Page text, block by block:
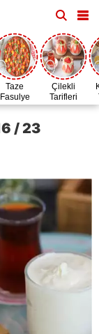
Taze
Fasulye
Zamanı
Çilekli
Tarifleri
/ 23